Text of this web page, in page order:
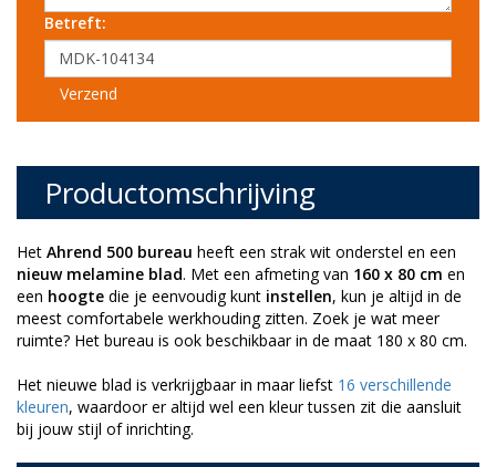
Betreft:
Verzend
Productomschrijving
Het Ahrend 500 bureau heeft een strak wit onderstel en een
nieuw melamine blad. Met een afmeting van 160 x 80 cm en
een hoogte die je eenvoudig kunt instellen, kun je altijd in de
meest comfortabele werkhouding zitten. Zoek je wat meer
ruimte? Het bureau is ook beschikbaar in de maat 180 x 80 cm.
Het nieuwe blad is verkrijgbaar in maar liefst 16 verschillende
kleuren, waardoor er altijd wel een kleur tussen zit die aansluit
bij jouw stijl of inrichting.